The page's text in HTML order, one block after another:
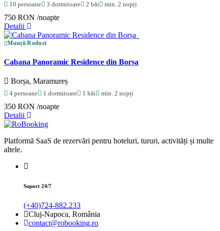
10 persoane 3 dormitoare 2 băi min. 2 nopți
750 RON /noapte
Detalii
Munții Rodnei
Cabana Panoramic Residence din Borșa
Borșa, Maramureș
4 persoane 1 dormitoare 1 băi min. 2 nopți
350 RON /noapte
Detalii
Platformă SaaS de rezervări pentru hoteluri, tururi, activități și multe
altele.
Suport 24/7
(+40)724-882.233
Cluj-Napoca, România
contact@robooking.ro